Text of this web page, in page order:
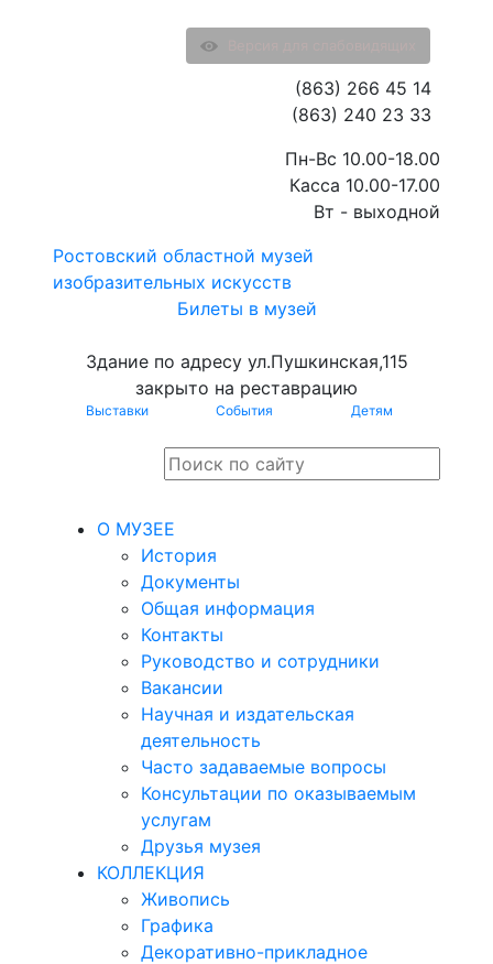
Ростовский областной музей
изобразительных искусств
Билеты в музей
Здание по адресу ул.Пушкинская,115
закрыто на реставрацию
Выставки События Детям
(863) 266 45 14
(863) 240 23 33
Пн-Вс 10.00-18.00
Касса 10.00-17.00
Вт - выходной
О МУЗЕЕ
История
Документы
Общая информация
Контакты
Руководство и сотрудники
Вакансии
Научная и издательская
деятельность
Часто задаваемые вопросы
Консультации по оказываемым
услугам
Друзья музея
КОЛЛЕКЦИЯ
Живопись
Графика
Декоративно-прикладное